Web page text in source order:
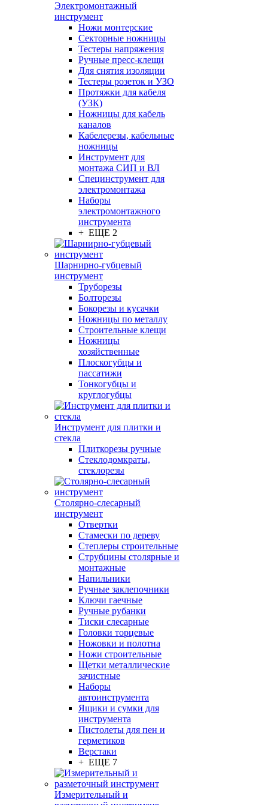
Электромонтажный
инструмент
Ножи монтерские
Секторные ножницы
Тестеры напряжения
Ручные пресс-клещи
Для снятия изоляции
Тестеры розеток и УЗО
Протяжки для кабеля
(УЗК)
Ножницы для кабель
каналов
Кабелерезы, кабельные
ножницы
Инструмент для
монтажа СИП и ВЛ
Специнструмент для
электромонтажа
Наборы
электромонтажного
инструмента
+ ЕЩЕ 2
Шарнирно-губцевый
инструмент
Труборезы
Болторезы
Бокорезы и кусачки
Ножницы по металлу
Строительные клещи
Ножницы
хозяйственные
Плоскогубцы и
пассатижи
Тонкогубцы и
круглогубцы
Инструмент для плитки и
стекла
Плиткорезы ручные
Стеклодомкраты,
стеклорезы
Столярно-слесарный
инструмент
Отвертки
Стамески по дереву
Степлеры строительные
Струбцины столярные и
монтажные
Напильники
Ручные заклепочники
Ключи гаечные
Ручные рубанки
Тиски слесарные
Головки торцевые
Ножовки и полотна
Ножи строительные
Щетки металлические
зачистные
Наборы
автоинструмента
Ящики и сумки для
инструмента
Пистолеты для пен и
герметиков
Верстаки
+ ЕЩЕ 7
Измерительный и